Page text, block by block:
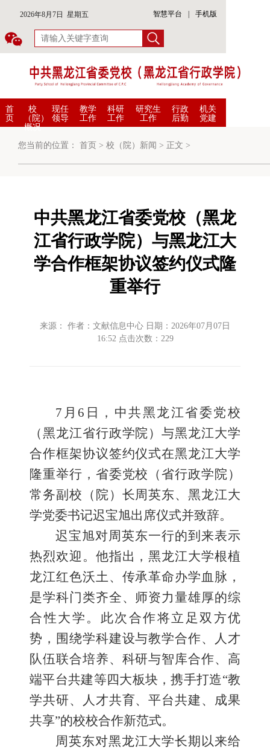
2026年8月7日 星期五 智慧平台 手机版
首
页
校
（院）
概况
现任
领导
教学
工作
科研
工作
研究生
工作
行政
后勤
机关
党建
您当前的位置： 首页 > 校（院）新闻 > 正文 >
中共黑龙江省委党校（黑龙
江省行政学院）与黑龙江大
学合作框架协议签约仪式隆
重举行
来源： 作者：文献信息中心 日期：2026年07月07日
16:52 点击次数： 229
7月6日，中共黑龙江省委党校
（黑龙江省行政学院）与黑龙江大学
合作框架协议签约仪式在黑龙江大学
隆重举行，省委党校（省行政学院）
常务副校（院）长周英东、黑龙江大
学党委书记迟宝旭出席仪式并致辞。
迟宝旭对周英东一行的到来表示
热烈欢迎。他指出，黑龙江大学根植
龙江红色沃土、传承革命办学血脉，
是学科门类齐全、师资力量雄厚的综
合性大学。此次合作将立足双方优
势，围绕学科建设与教学合作、人才
队伍联合培养、科研与智库合作、高
端平台共建等四大板块，携手打造“教
学共研、人才共育、平台共建、成果
共享”的校校合作新范式。
周英东对黑龙江大学长期以来给